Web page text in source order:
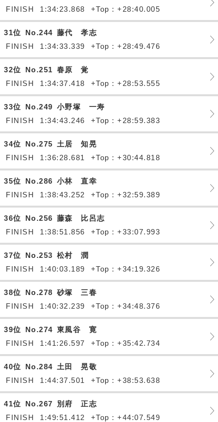
FINISH
1:34:23.868 +Top : +28:40.005
31位 No.244 藤代 孝志
FINISH
1:34:33.339 +Top : +28:49.476
32位 No.251 春原 覚
FINISH
1:34:37.418 +Top : +28:53.555
33位 No.249 小野塚 一寿
FINISH
1:34:43.246 +Top : +28:59.383
34位 No.275
土居 知晃
FINISH
1:36:28.681 +Top : +30:44.818
35位 No.286 小林 直幸
FINISH
1:38:43.252 +Top : +32:59.389
36位 No.256 藤森 比呂志
FINISH
1:38:51.856 +Top : +33:07.993
37位 No.253 松村 潤
FINISH
1:40:03.189 +Top : +34:19.326
38位 No.278 砂塚 三春
FINISH
1:40:32.239 +Top : +34:48.376
39位 No.274 東風谷 寛
FINISH
1:41:26.597 +Top : +35:42.734
40位 No.284 土田 晃敬
FINISH
1:44:37.501 +Top : +38:53.638
41位 No.267
別府 正志
FINISH
1:49:51.412 +Top : +44:07.549